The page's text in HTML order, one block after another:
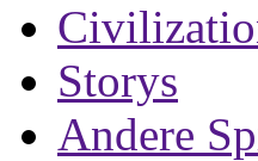
Storys
Andere